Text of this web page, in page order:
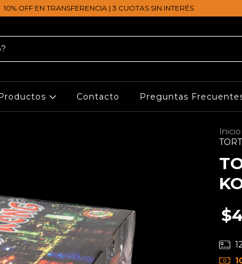
10% OFF EN TRANSFERENCIA | 3 CUOTAS SIN INTERÉS
Contacto Preguntas
Inicio